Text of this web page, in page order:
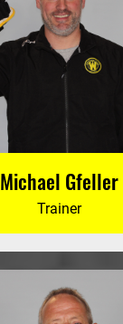
Michael Gfeller
Trainer